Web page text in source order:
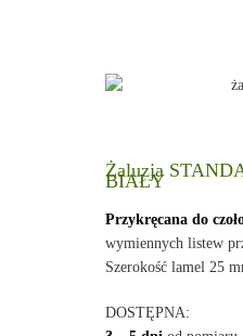
Żaluzja
BIAŁY
Przykręcana do
wymiennych listew
Szerokość lamel 25
DOSTĘPNA: